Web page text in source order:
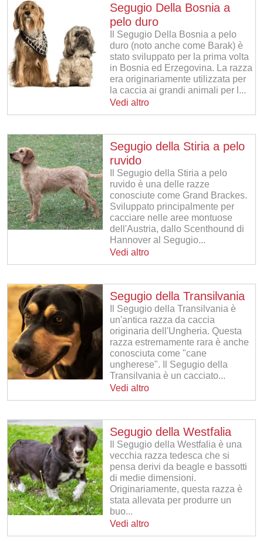
Segugio Della Bosnia a
pelo duro
Il Segugio Della Bosnia a pelo
duro (noto anche come Barak) è
stato sviluppato per la prima volta
in Bosnia ed Erzegovina. La razza
era originariamente utilizzata per
la caccia ai grandi animali per l...
Vedi altro
Segugio della Stiria a pelo
ruvido
Il Segugio della Stiria a pelo
ruvido è una delle razze
conosciute come Grand Brackes.
Sviluppato principalmente per
cacciare nelle aree montuose
dell'Austria, dallo Scenthound di
Hannover al Segugio...
Vedi altro
Segugio della Transilvania
Il Segugio della Transilvania è
un'antica razza da caccia
originaria dell'Ungheria. Questa
razza estremamente rara è anche
conosciuta come "cane
ungherese". Il Segugio della
Transilvania è un cacciato...
Vedi altro
Segugio della Westfalia
Il Segugio della Westfalia è una
vecchia razza tedesca che si
pensa derivi da beagle e bassotti
di medie dimensioni.
Originariamente, questa razza è
stata allevata per produrre un
buo...
Vedi altro